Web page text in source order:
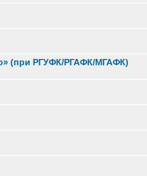
(при РГУФК/РГАФК/МГАФК)